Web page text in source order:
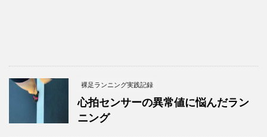
裸足ランニング実践記録
心拍センサーの異常値に悩んだラン
ニング